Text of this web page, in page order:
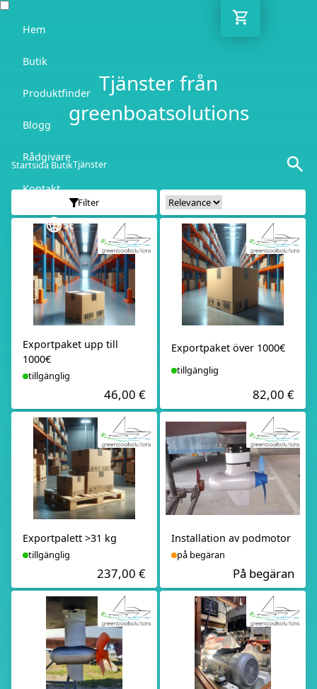
Hem
Butik
Produktfinder
Blogg
Rådgivare
Kontakt
SE
Tjänster från
greenboatsolutions
Startsida ButikTjänster
Filter
Exportpaket upp till
1000€
tillgänglig
46,00 €
Exportpaket över 1000€
tillgänglig
82,00 €
Exportpalett >31 kg
tillgänglig
237,00 €
Installation av podmotor
på begäran
På begäran